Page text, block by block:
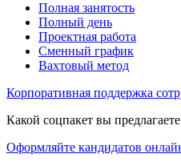
Полная занятость
Полный день
Проектная работа
Сменный график
Вахтовый метод
Корпоративная поддержка
Какой соцпакет вы
Оформляйте кандидатов